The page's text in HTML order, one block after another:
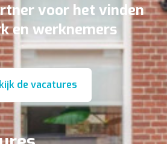
voor het vinden
en werknemers
de vacatures